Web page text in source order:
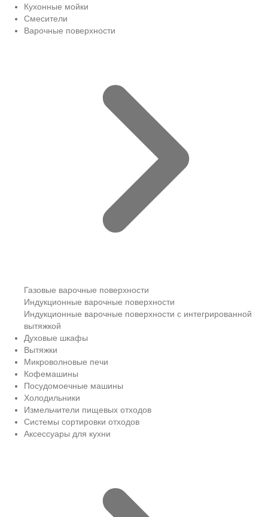
Кухонные мойки
Смесители
Варочные поверхности
Газовые варочные поверхности
Индукционные варочные поверхности
Индукционные варочные поверхности с интегрированной
вытяжкой
Духовые шкафы
Вытяжки
Микроволновые печи
Кофемашины
Посудомоечные машины
Холодильники
Измельчители пищевых отходов
Системы сортировки отходов
Аксессуары для кухни